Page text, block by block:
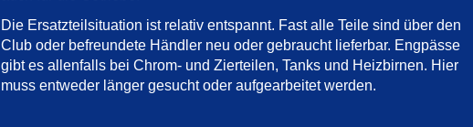
Die Ersatzteilsituation ist relativ entspannt. Fast alle Teile sind über den
Club oder befreundete Händler neu oder gebraucht lieferbar. Engpässe
gibt es allenfalls bei Chrom- und Zierteilen, Tanks und Heizbirnen. Hier
muss entweder länger gesucht oder aufgearbeitet werden.